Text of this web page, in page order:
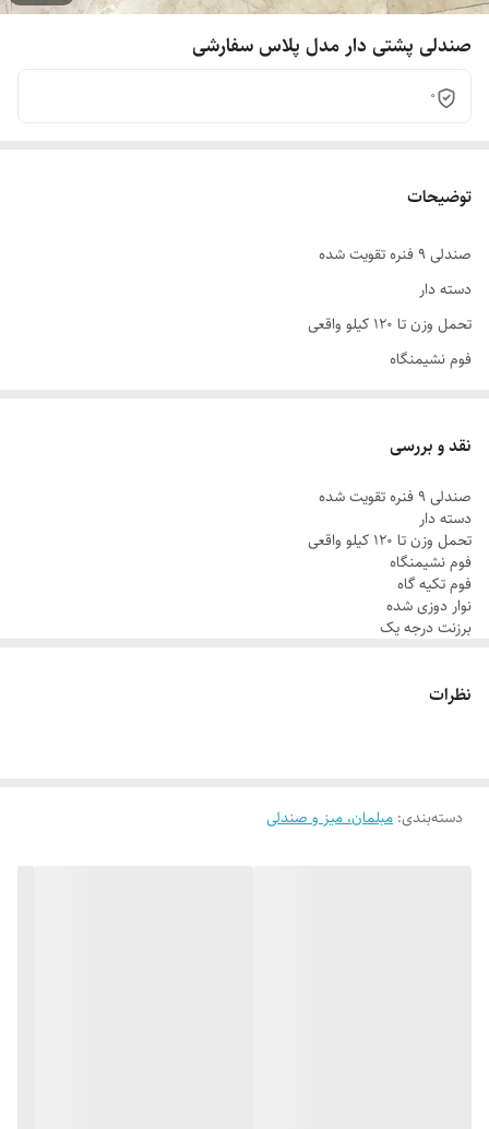
صندلی پشتی دار مدل پلاس سفارشی
0
توضیحات
صندلی ۹ فنره تقویت شده
دسته دار
تحمل وزن تا ۱۲۰ کیلو واقعی
فوم نشیمنگاه
برزنت درجه یک
سبک
کمجا
نقد و بررسی
صندلی ۹ فنره تقویت شده
دسته دار
تحمل وزن تا ۱۲۰ کیلو واقعی
فوم نشیمنگاه
فوم تکیه گاه
نوار دوزی شده
برزنت درجه یک
نظرات
دسته‌بندی: مبلمان، میز و صندلی